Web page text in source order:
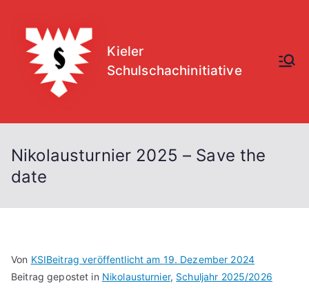
springen
Kieler
Schulschachinitiative
Nikolausturnier 2025 – Save the
date
Von KSIBeitrag veröffentlicht am 19. Dezember 2024
Beitrag gepostet in Nikolausturnier, Schuljahr 2025/2026